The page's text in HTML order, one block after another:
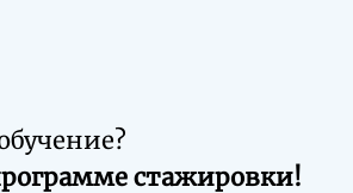
стажировки!